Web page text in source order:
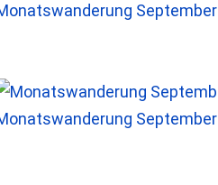
September
September